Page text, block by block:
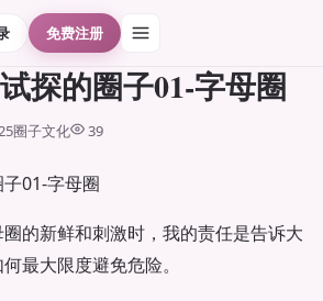
免费注册
探的圈子01-字母圈
圈子文化 39
01-字母圈
的新鲜和刺激时，我的责任是告诉大
最大限度避免危险。